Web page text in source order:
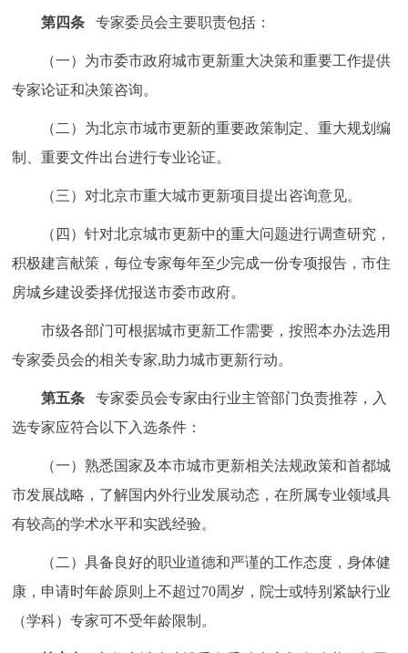
第四条专家委员会主要职责包括：
（一）为市委市政府城市更新重大决策和重要工作提供
专家论证和决策咨询。
（二）为北京市城市更新的重要政策制定、重大规划编
制、重要文件出台进行专业论证。
（三）对北京市重大城市更新项目提出咨询意见。
（四）针对北京城市更新中的重大问题进行调查研究，
积极建言献策，每位专家每年至少完成一份专项报告，市住
房城乡建设委择优报送市委市政府。
市级各部门可根据城市更新工作需要，按照本办法选用
专家委员会的相关专家,助力城市更新行动。
第五条
专家委员会专家由行业主管部门负责推荐，入
选专家应符合以下入选条件：
（一）熟悉国家及本市城市更新相关法规政策和首都城
市发展战略，了解国内外行业发展动态，在所属专业领域具
有较高的学术水平和实践经验。
（二）具备良好的职业道德和严谨的工作态度，身体健
康，申请时年龄原则上不超过70周岁，院士或特别紧缺行业
（学科）专家可不受年龄限制。